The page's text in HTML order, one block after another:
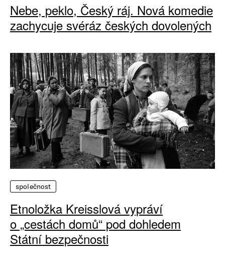
Nebe, peklo, Český ráj. Nová komedie
zachycuje svéráz českých dovolených
společnost
Etnoložka Kreisslová vypráví
o „cestách domů“ pod dohledem
Státní bezpečnosti